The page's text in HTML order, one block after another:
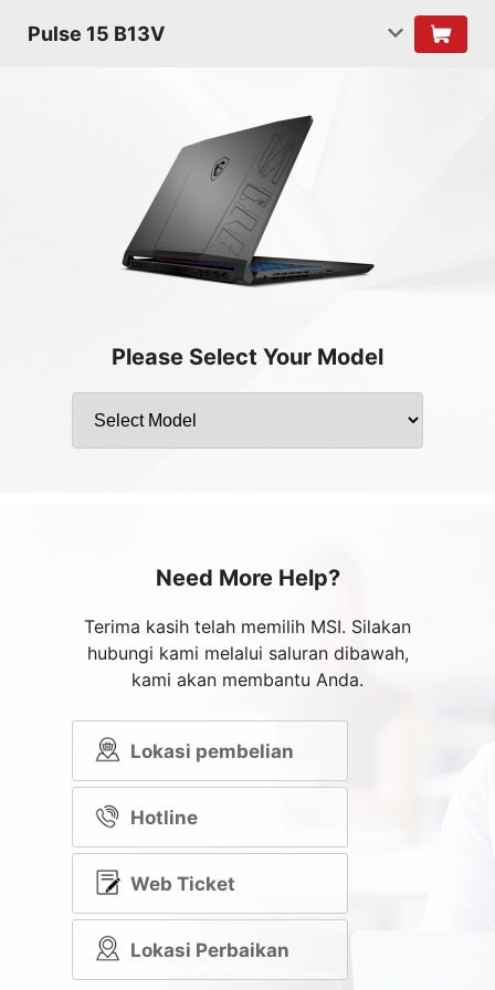
Pulse 15 B13V
Please Select Your Model
Need More Help?
Terima kasih telah memilih MSI. Silakan
hubungi kami melalui saluran dibawah,
kami akan membantu Anda.
Lokasi pembelian
Hotline
Web Ticket
Lokasi Perbaikan